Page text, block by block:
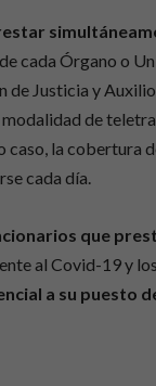
de cada Órgano o
de Justicia y
de
caso, la cobertura
cada día.
que
al Covid-19 y
a su puesto